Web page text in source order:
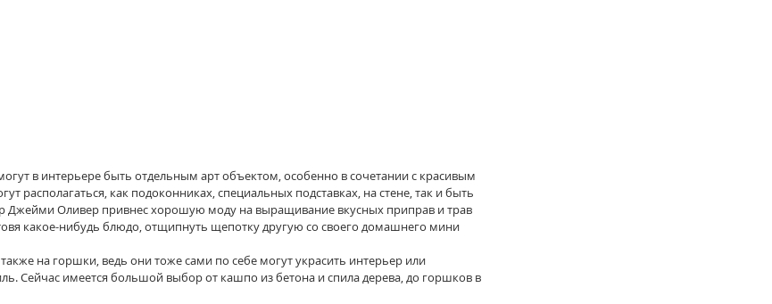
в интерьере быть отдельным арт объектом, особенно в сочетании с красивым
располагаться, как подоконниках, специальных подставках, на стене, так и быть
Джейми Оливер привнес хорошую моду на выращивание вкусных приправ и трав
какое-нибудь блюдо, отщипнуть щепотку другую со своего домашнего мини
на горшки, ведь они тоже сами по себе могут украсить интерьер или
Сейчас имеется большой выбор от кашпо из бетона и спила дерева, до горшков в